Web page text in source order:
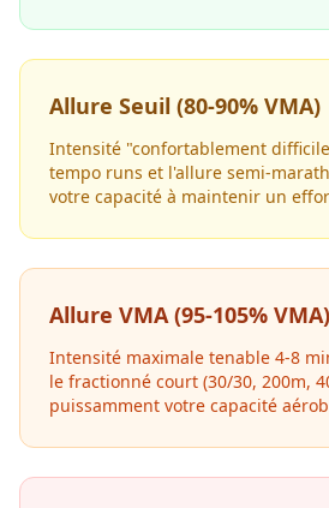
Allure Seuil (80-90% VMA)
Intensité "confortablement
tempo runs et l'allure semi-
votre capacité à maintenir un
Allure VMA (95-105% VMA)
Intensité maximale tenable 4-8
le fractionné court (30/30, 200m,
puissamment votre capacité